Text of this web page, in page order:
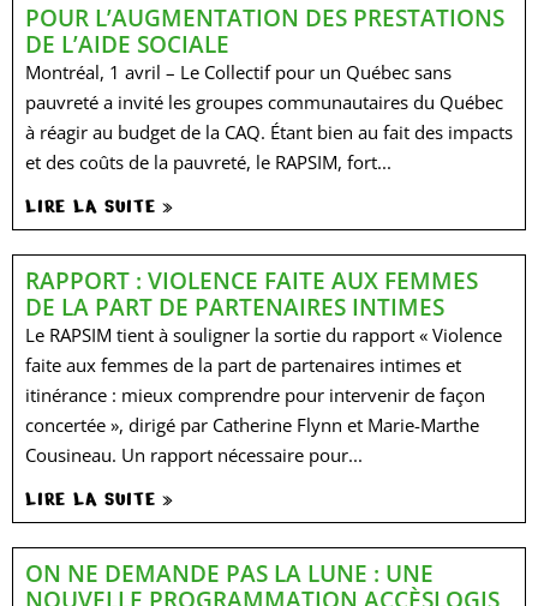
POUR L’AUGMENTATION DES PRESTATIONS
DE L’AIDE SOCIALE
Montréal, 1 avril – Le Collectif pour un Québec sans
pauvreté a invité les groupes communautaires du Québec
à réagir au budget de la CAQ. Étant bien au fait des impacts
et des coûts de la pauvreté, le RAPSIM, fort...
LIRE LA SUITE »
RAPPORT : VIOLENCE FAITE AUX FEMMES
DE LA PART DE PARTENAIRES INTIMES
Le RAPSIM tient à souligner la sortie du rapport « Violence
faite aux femmes de la part de partenaires intimes et
itinérance : mieux comprendre pour intervenir de façon
concertée », dirigé par Catherine Flynn et Marie-Marthe
Cousineau. Un rapport nécessaire pour...
LIRE LA SUITE »
ON NE DEMANDE PAS LA LUNE : UNE
NOUVELLE PROGRAMMATION ACCÈSLOGIS